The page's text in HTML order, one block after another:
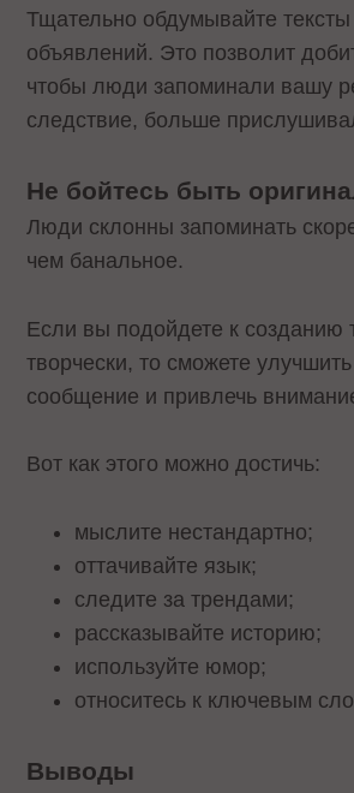
Тщательно обдумывайте тексты
объявлений. Это позволит
чтобы люди запоминали вашу
следствие, больше
Не бойтесь быть
Люди склонны запоминать
чем банальное.
Если вы подойдете к созданию
творчески, то сможете
сообщение и привлечь
Вот как этого можно достичь:
мыслите нестандартно;
оттачивайте язык;
следите за трендами;
рассказывайте историю;
используйте юмор;
относитесь к ключевым
Выводы